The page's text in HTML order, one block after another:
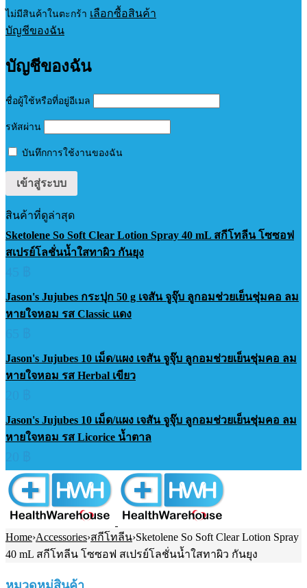
ไม่มีสินค้าในตะกร้า เลือกซื้อสินค้า
บัญชีของฉัน
บัญชีของฉัน
ชื่อผู้ใช้หรือที่อยู่อีเมล
รหัสผ่าน
บันทึกการใช้งานของฉัน
สินค้าที่ดูล่าสุด
Sketolene So Soft Clear Lotion Spray 40 mL สกีโทลีน โซซอฟ
สเปรย์โลชั่นน้ำใสทาผิว กันยุง
Jason's Jujubes กระปุก 50 g เจสัน จูจุ๊บ ลูกอมช่วยเย็นชุ่มคอ ลม
หายใจหอม รส Classic แดง
Jason's Jujubes 10 เม็ด/แผง เจสัน จูจุ๊บ ลูกอมช่วยเย็นชุ่มคอ ลม
หายใจหอม รส Herbal เขียว
Jason's Jujubes 10 เม็ด/แผง เจสัน จูจุ๊บ ลูกอมช่วยเย็นชุ่มคอ ลม
หายใจหอม รส Licorice น้ำตาล
Home›Accessories›สกีโทลีน›Sketolene So Soft Clear Lotion Spray
40 mL สกีโทลีน โซซอฟ สเปรย์โลชั่นน้ำใสทาผิว กันยุง
หมวดหมู่สินค้า